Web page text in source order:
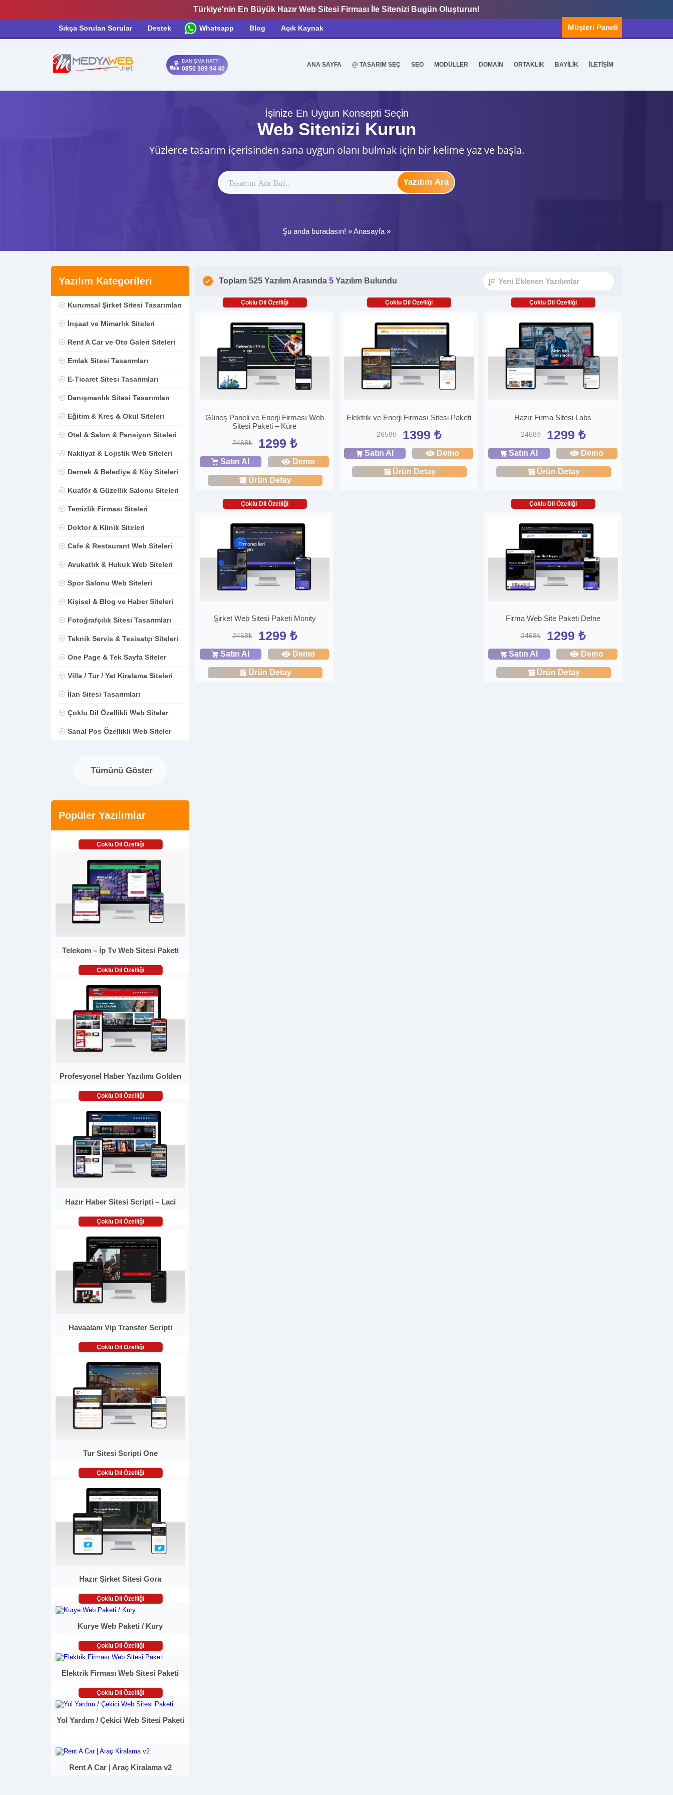
Türkiye'nin En Büyük Hazır Web Sitesi Firması İle Sitenizi Bugün Oluşturun!
Sıkça Sorulan Sorular Destek Whatsapp Blog Açık Kaynak Müşteri Paneli
DANIŞMA HATTI
0850 309 94 40
ANA SAYFA @ TASARIM SEÇ SEO MODÜLLER DOMAİN ORTAKLIK BAYİLİK İLETİŞİM
İşinize En Uygun Konsepti Seçin
Web Sitenizi Kurun
Yüzlerce tasarım içerisinden sana uygun olanı bulmak için bir kelime yaz ve başla.
Yazılım Ara
ytag
Şu anda buradasın! »Anasayfa »
Yazılım Kategorileri
Kurumsal Şirket Sitesi Tasarımları
İnşaat ve Mimarlık Siteleri
Rent A Car ve Oto Galeri Siteleri
Emlak Sitesi Tasarımları
E-Ticaret Sitesi Tasarımları
Danışmanlık Sitesi Tasarımları
Eğitim & Kreş & Okul Siteleri
Otel & Salon & Pansiyon Siteleri
Nakliyat & Lojistik Web Siteleri
Dernek & Belediye & Köy Siteleri
Kuaför & Güzellik Salonu Siteleri
Temizlik Firması Siteleri
Doktor & Klinik Siteleri
Cafe & Restaurant Web Siteleri
Avukatlık & Hukuk Web Siteleri
Spor Salonu Web Siteleri
Kişisel & Blog ve Haber Siteleri
Fotoğrafçılık Sitesi Tasarımları
Teknik Servis & Tesisatçı Siteleri
One Page & Tek Sayfa Siteler
Villa / Tur / Yat Kiralama Siteleri
İlan Sitesi Tasarımları
Çoklu Dil Özellikli Web Siteler
Sanal Pos Özellikli Web Siteler
Tümünü Göster
Popüler Yazılımlar
Çoklu Dil Özelliği
Telekom – İp Tv Web Sitesi Paketi
Çoklu Dil Özelliği
Profesyonel Haber Yazılımı Golden
Çoklu Dil Özelliği
Hazır Haber Sitesi Scripti – Laci
Çoklu Dil Özelliği
Havaalanı Vip Transfer Scripti
Çoklu Dil Özelliği
Tur Sitesi Scripti One
Çoklu Dil Özelliği
Hazır Şirket Sitesi Gora
Çoklu Dil Özelliği
Kurye Web Paketi / Kury
Çoklu Dil Özelliği
Elektrik Firması Web Sitesi Paketi
Çoklu Dil Özelliği
Yol Yardım / Çekici Web Sitesi Paketi
Rent A Car | Araç Kiralama v2
Toplam 525 Yazılım Arasında 5 Yazılım Bulundu
Çoklu Dil Özelliği
Güneş Paneli ve Enerji Firması Web
Sitesi Paketi – Küre
2468₺ 1299 ₺
Satın Al Demo
Ürün Detay
Çoklu Dil Özelliği
Elektrik ve Enerji Firması Sitesi Paketi
2658₺ 1399 ₺
Satın Al Demo
Ürün Detay
Çoklu Dil Özelliği
Hazır Firma Sitesi Labs
2468₺ 1299 ₺
Satın Al Demo
Ürün Detay
Çoklu Dil Özelliği
Şirket Web Sitesi Paketi Monity
2468₺ 1299 ₺
Satın Al Demo
Ürün Detay
Çoklu Dil Özelliği
Firma Web Site Paketi Defne
2468₺ 1299 ₺
Satın Al Demo
Ürün Detay